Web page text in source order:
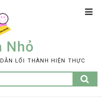
Nhỏ
LỐI THÀNH HIỆN THỰC
Tìm
kiếm: